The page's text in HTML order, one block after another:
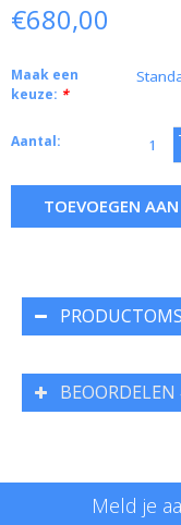
€680,00
Maak een
keuze: *
Aantal:
TOEVOEGEN
BEOORDELEN
Meld je